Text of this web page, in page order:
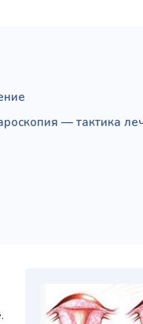
— тактика